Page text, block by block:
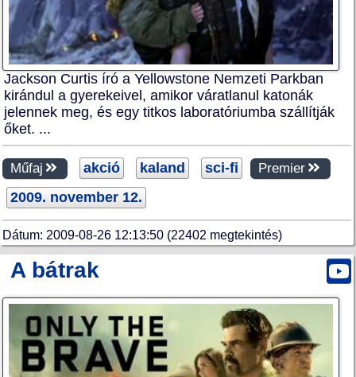
Jackson Curtis író a Yellowstone Nemzeti Parkban
kirándul a gyerekeivel, amikor váratlanul katonák
jelennek meg, és egy titkos laboratóriumba szállítják
őket. ...
Műfaj akció kaland sci-fi Premier
2009. november 12.
Dátum: 2009-08-26 12:13:50 (22402 megtekintés)
A bátrak